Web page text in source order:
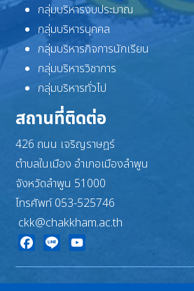
กลุ่มบริหารงบประมาณ
กลุ่มบริหารบุคคล
กลุ่มบริหารกิจการนักเรียน
กลุ่มบริหารวิชาการ
กลุ่มบริหารทั่วไป
สถานที่ติดต่อ
426 ถนน เจริญราษฎร์
ตำบลในเมือง อำเภอเมืองลำพูน
จังหวัดลำพูน 51000
โทรศัพท์ 053-525746
ckk@chakkham.ac.th